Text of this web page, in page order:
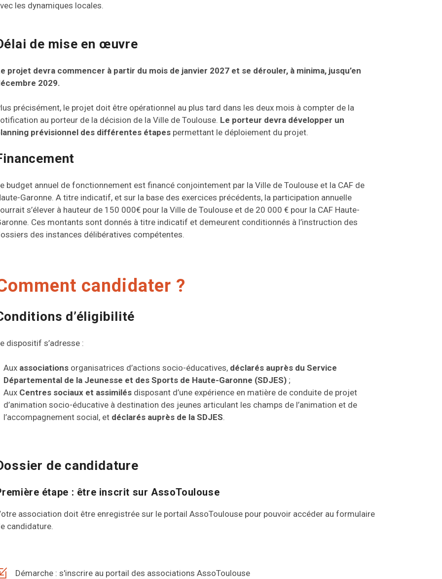
les dynamiques locales.
de mise en œuvre
projet devra commencer à partir du mois de janvier 2027 et se dérouler, à minima, jusqu’en
2029.
précisément, le projet doit être opérationnel au plus tard dans les deux mois à compter de la
au porteur de la décision de la Ville de Toulouse. Le porteur devra développer un
prévisionnel des différentes étapespermettant le déploiement du projet.
budget annuel de fonctionnement est financé conjointement par la Ville de Toulouse et la CAF de
Garonne. A titre indicatif, et sur la base des exercices précédents, la participation annuelle
s’élever à hauteur de 150 000€ pour la Ville de Toulouse et de 20 000 € pour la CAF Haute-
Ces montants sont donnés à titre indicatif et demeurent conditionnés à l’instruction des
des instances délibératives compétentes.
candidater ?
d’éligibilité
dispositif s’adresse :
Aux associationsorganisatrices d’actions socio-éducatives,déclarés auprès du Service
Départemental de la Jeunesse et des Sports de Haute-Garonne (SDJES);
Aux Centres sociaux et assimilésdisposant d’une expérience en matière de conduite de projet
d’animation socio-éducative à destination des jeunes articulant les champs de l’animation et de
l’accompagnement social, et déclarés auprès de la SDJES.
de candidature
étape : être inscrit sur AssoToulouse
association doit être enregistrée sur le portail AssoToulouse pour pouvoir accéder au formulaire
candidature.
Démarche : s'inscrire au portail des associations AssoToulouse